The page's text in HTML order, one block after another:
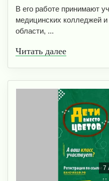
В его работе принимают
медицинских колледжей
области, ...
Читать далее
7